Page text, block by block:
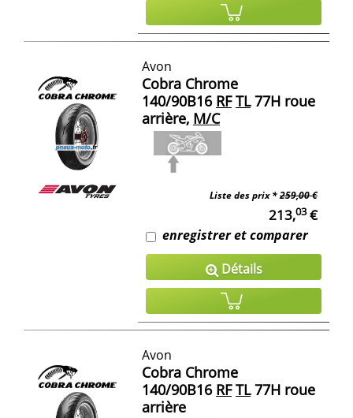
Avon
Cobra Chrome
140/90B16 RF TL77H roue
arrière, M/C
Liste des prix *259,00 €
213,03€
enregistrer et comparer
Détails
Avon
Cobra Chrome
140/90B16 RF TL77H roue
arrière